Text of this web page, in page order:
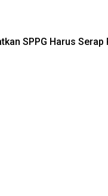
SPPG Harus Serap